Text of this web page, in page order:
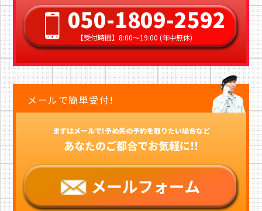
050-1809-2592
【受付時間】8:00〜19:00 (年中無休)
メールで簡単受付!
まずはメールで!予め先の予約を取りたい場合など
あなたのご都合でお気軽に!!